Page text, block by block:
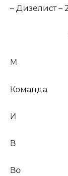
– Дизелист –
М
Команда
И
В
Во